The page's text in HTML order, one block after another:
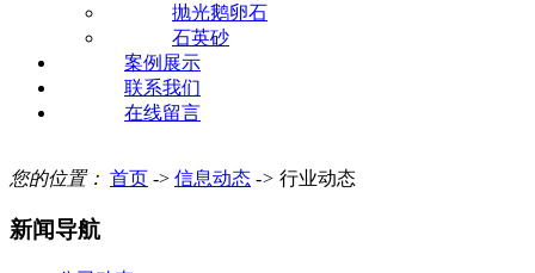
抛光鹅卵石
石英砂
案例展示
联系我们
在线留言
您的位置： 首页 -> 信息动态 -> 行业动态
新闻导航